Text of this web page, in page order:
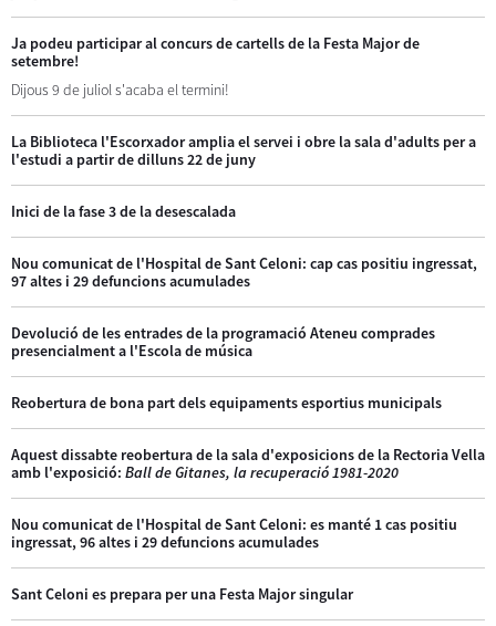
Ja podeu participar al concurs de cartells de la Festa Major de
setembre!
Dijous 9 de juliol s'acaba el termini!
La Biblioteca l'Escorxador amplia el servei i obre la sala d'adults per a
l'estudi a partir de dilluns 22 de juny
Inici de la fase 3 de la desescalada
Nou comunicat de l'Hospital de Sant Celoni: cap cas positiu ingressat,
97 altes i 29 defuncions acumulades
Devolució de les entrades de la programació Ateneu comprades
presencialment a l'Escola de música
Reobertura de bona part dels equipaments esportius municipals
Aquest dissabte reobertura de la sala d'exposicions de la Rectoria Vella
amb l'exposició: Ball de Gitanes, la recuperació 1981-2020
Nou comunicat de l'Hospital de Sant Celoni: es manté 1 cas positiu
ingressat, 96 altes i 29 defuncions acumulades
Sant Celoni es prepara per una Festa Major singular